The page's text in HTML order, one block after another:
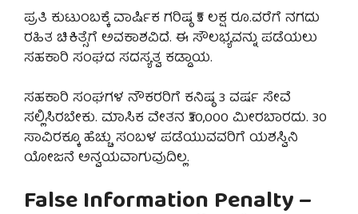
ಪ್ರತಿ ಕುಟುಂಬಕ್ಕೆ ವಾರ್ಷಿಕ ಗರಿಷ್ಠ ₹5 ಲಕ್ಷ ರೂ.ವರೆಗೆ ನಗದು
ರಹಿತ ಚಿಕಿತ್ಸೆಗೆ ಅವಕಾಶವಿದೆ. ಈ ಸೌಲಭ್ಯವನ್ನು ಪಡೆಯಲು
ಸಹಕಾರಿ ಸಂಘದ ಸದಸ್ಯತ್ವ ಕಡ್ಡಾಯ.
ಸಹಕಾರಿ ಸಂಘಗಳ ನೌಕರರಿಗೆ ಕನಿಷ್ಠ 3 ವರ್ಷ ಸೇವೆ
ಸಲ್ಲಿಸಿರಬೇಕು. ಮಾಸಿಕ ವೇತನ ₹30,000 ಮೀರಬಾರದು. 30
ಸಾವಿರಕ್ಕೂ ಹೆಚ್ಚು ಸಂಬಳ ಪಡೆಯುವವರಿಗೆ ಯಶಸ್ವಿನಿ
ಯೋಜನೆ ಅನ್ವಯವಾಗುವುದಿಲ್ಲ.
False Information Penalty –